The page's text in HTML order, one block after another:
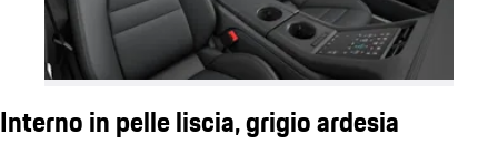
Interno in pelle liscia, grigio ardesia